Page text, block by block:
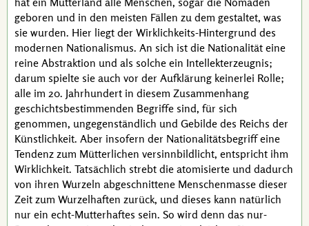
geboren und in den meisten Fällen zu dem gestaltet, was
sie wurden. Hier liegt der Wirklichkeits-Hintergrund des
modernen Nationalismus. An sich ist die Nationalität eine
reine Abstraktion und als solche ein Intellekterzeugnis;
darum spielte sie auch vor der Aufklärung keinerlei Rolle;
alle im 20. Jahrhundert in diesem Zusammenhang
geschichtsbestimmenden Begriffe sind, für sich
genommen, ungegenständlich und Gebilde des Reichs der
Künstlichkeit. Aber insofern der Nationalitätsbegriff eine
Tendenz zum Mütterlichen versinnbildlicht, entspricht ihm
Wirklichkeit. Tatsächlich strebt die atomisierte und dadurch
von ihren Wurzeln abgeschnittene Menschenmasse dieser
Zeit zum Wurzelhaften zurück, und dieses kann natürlich
nur ein echt-Mutterhaftes sein. So wird denn das nur-